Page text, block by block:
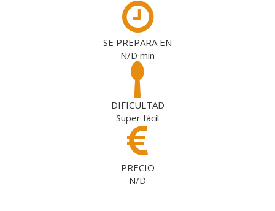
SE PREPARA EN
N/D min
DIFICULTAD
Super fácil
PRECIO
N/D